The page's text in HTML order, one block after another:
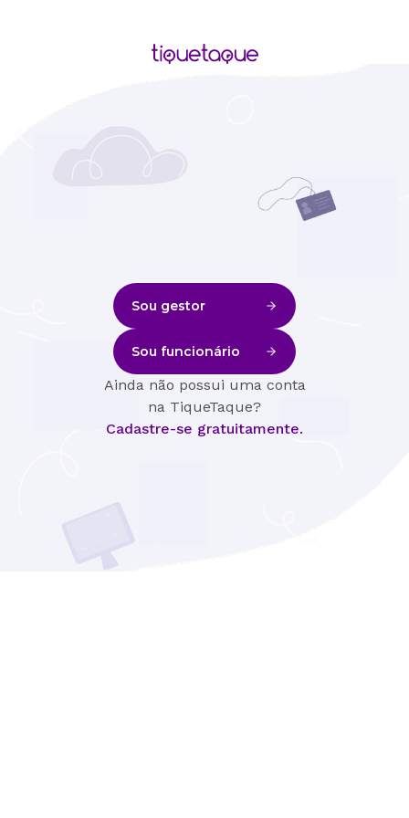
Sou gestor
Sou funcionário
Ainda não possui uma conta
na TiqueTaque?
Cadastre-se gratuitamente.